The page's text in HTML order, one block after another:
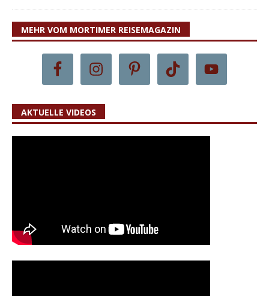
MEHR VOM MORTIMER REISEMAGAZIN
AKTUELLE VIDEOS